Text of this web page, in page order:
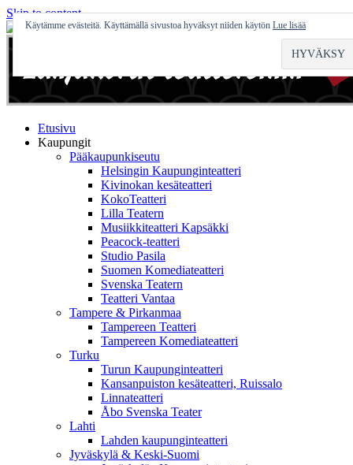
Skip to content
Etusivu
Kaupungit
Pääkaupunkiseutu
Helsingin Kaupunginteatteri
Kivinokan kesäteatteri
KokoTeatteri
Lilla Teatern
Musiikkiteatteri Kapsäkki
Peacock-teatteri
Studio Pasila
Suomen Komediateatteri
Svenska Teatern
Teatteri Vantaa
Tampere & Pirkanmaa
Tampereen Teatteri
Tampereen Komediateatteri
Turku
Turun Kaupunginteatteri
Kansanpuiston kesäteatteri, Ruissalo
Linnateatteri
Åbo Svenska Teater
Lahti
Lahden kaupunginteatteri
Jyväskylä & Keski-Suomi
Käytämme evästeitä. Käyttämällä sivustoa hyväksyt niiden käytön Lue lisää